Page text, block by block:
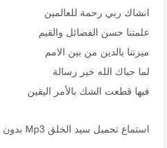
انشاك ربي رحمة للعالمين
علمتنا حسن الفضائل والقيم
ميزتنا بالدين من بين الامم
لما حباك الله خير رسالة
فيها قطعت الشك بالأمر اليقين
استماع تحميل سيد الخلق Mp3 بدون موسيقى